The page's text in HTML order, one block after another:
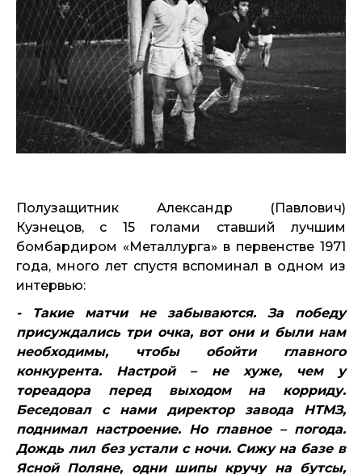
Полузащитник Александр (Павлович)
Кузнецов, с 15 голами ставший лучшим
бомбардиром «Металлурга» в первенстве 1971
года, много лет спустя вспоминал в одном из
интервью:
- Такие матчи не забываются. За победу
присуждались три очка, вот они и были нам
необходимы, чтобы обойти главного
конкурента. Настрой – не хуже, чем у
тореадора перед выходом на корриду.
Беседовал с нами директор завода НТМЗ,
поднимал настроение. Но главное – погода.
Дождь лил без устали с ночи. Сижу на базе в
Ясной Поляне, одни шипы кручу на бутсы,